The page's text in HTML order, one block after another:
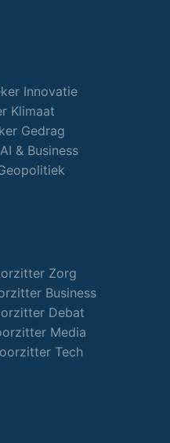
Innovatie
Klimaat
Gedrag
& Business
Zorg
Business
Debat
Media
Tech